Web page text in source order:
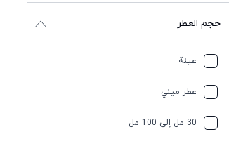
حجم العطر
عينة
عطر ميني
30 مل إلى 100 مل